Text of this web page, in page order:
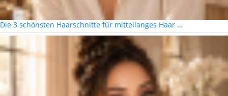
Die 3 schönsten Haarschnitte für mittellanges Haar …